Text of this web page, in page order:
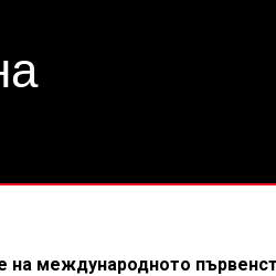
на международното